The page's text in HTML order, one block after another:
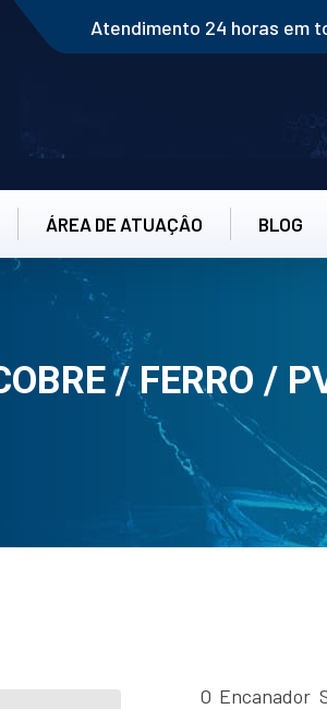
Atendimento 24 horas em
ÁREA DE ATUAÇÂO BLOG
/ FERRO /
O Encanador